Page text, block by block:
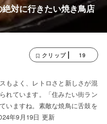
対に行きたい焼き鳥店
クリップ 19
もよく、レトロさと新しさが混
れています。「住みたい街ラン
いますね。素敵な焼鳥に舌鼓を
年9月19日 更新